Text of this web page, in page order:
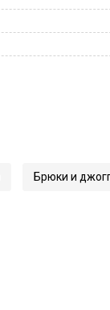
Брюки и